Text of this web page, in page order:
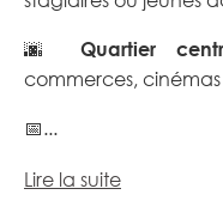
🌆 Quartier
commerces,
📅...
Lire la suite